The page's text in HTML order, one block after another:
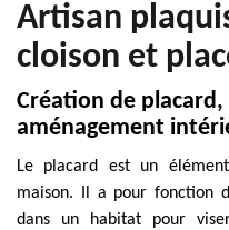
Artisan
cloison et
Création de
aménagement
Le placard est un
maison. Il a pour fonction
dans un habitat pour